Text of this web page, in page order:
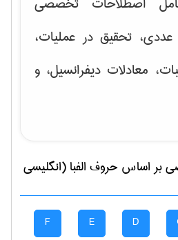
عددی، تحقیق در عملیات،
معادلات دیفرانسیل، و
بر اساس حروف الفبا (انگلیسی
D
E
F